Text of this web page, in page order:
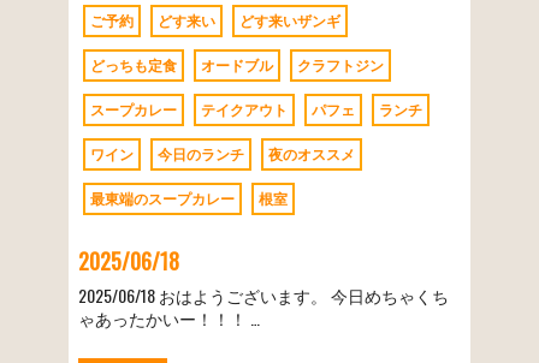
ご予約 どす来い どす来いザンギ
どっちも定食 オードブル クラフトジン
スープカレー テイクアウト パフェ ランチ
ワイン 今日のランチ 夜のオススメ
最東端のスープカレー 根室
2025/06/18
2025/06/18 おはようございます。 今日めちゃくち
ゃあったかいー！！！ …